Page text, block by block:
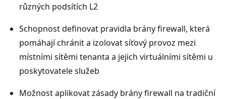
různých podsítích L2
Schopnost definovat pravidla brány firewall, která
pomáhají chránit a izolovat síťový provoz mezi
místními sítěmi tenanta a jejich virtuálními sítěmi u
poskytovatele služeb
Možnost aplikovat zásady brány firewall na tradiční